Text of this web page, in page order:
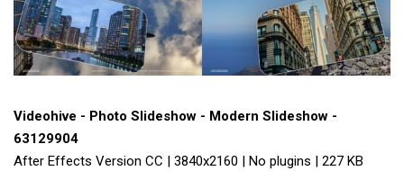
Videohive - Photo Slideshow - Modern Slideshow -
63129904
After Effects Version CC | 3840x2160 | No plugins | 227 KB